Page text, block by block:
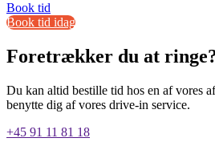
Book tid
Book tid idag
Foretrækker du at
Du kan altid bestille tid hos en af vores
benytte dig af vores drive-in service.
+45 91 11 81 18